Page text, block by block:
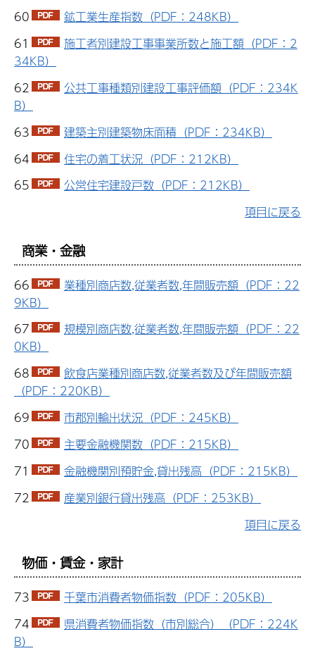
60
鉱工業生産指数（PDF：248KB）
61
施工者別建設工事事業所数と施工額（PDF：2
34KB）
62
公共工事種類別建設工事評価額（PDF：234K
B）
63
建築主別建築物床面積（PDF：234KB）
64
住宅の着工状況（PDF：212KB）
65
公営住宅建設戸数（PDF：212KB）
項目に戻る
商業・金融
66
業種別商店数,従業者数,年間販売額（PDF：22
9KB）
67
規模別商店数,従業者数,年間販売額（PDF：22
0KB）
68
飲食店業種別商店数,従業者数及び年間販売額
（PDF：220KB）
69
市郡別輸出状況（PDF：245KB）
70
主要金融機関数（PDF：215KB）
71
金融機関別預貯金,貸出残高（PDF：215KB）
72
産業別銀行貸出残高（PDF：253KB）
項目に戻る
物価・賃金・家計
73
千葉市消費者物価指数（PDF：205KB）
74
県消費者物価指数（市別総合）（PDF：224K
B）